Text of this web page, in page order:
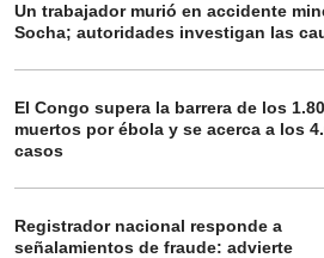
Un trabajador murió en accidente
Socha; autoridades investigan las
El Congo supera la barrera de los
muertos por ébola y se acerca a los
casos
Registrador nacional responde a
señalamientos de fraude: advierte